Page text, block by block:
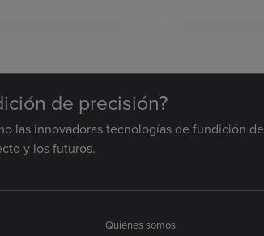
de precisión?
las innovadoras tecnologías de fundición de
y los futuros.
Quiénes somos